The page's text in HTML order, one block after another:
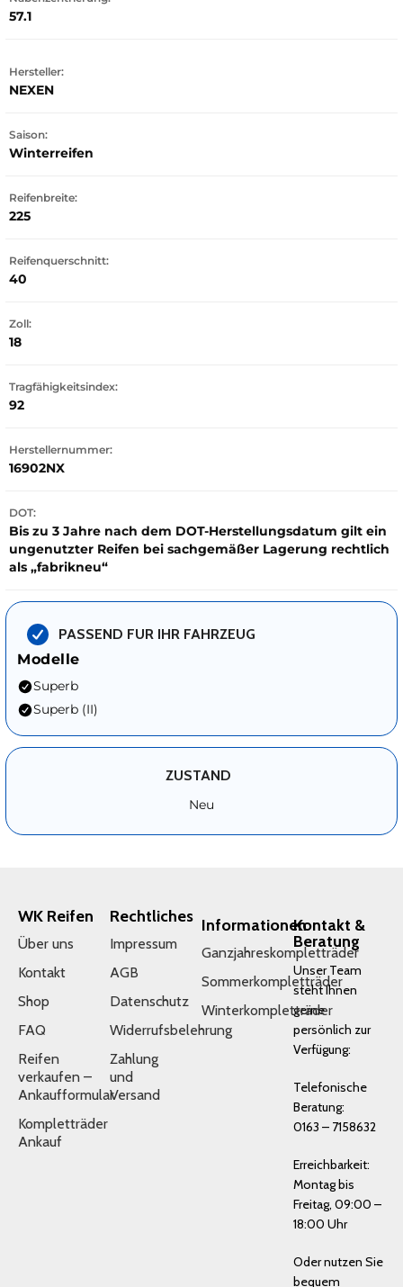
57.1
Hersteller:
NEXEN
Saison:
Winterreifen
Reifenbreite:
225
Reifenquerschnitt:
40
Zoll:
18
Tragfähigkeitsindex:
92
Herstellernummer:
16902NX
DOT:
Bis zu 3 Jahre nach dem DOT-Herstellungsdatum gilt ein
ungenutzter Reifen bei sachgemäßer Lagerung rechtlich
als „fabrikneu“
PASSEND FUR IHR FAHRZEUG
Modelle
Superb
Superb (II)
ZUSTAND
Neu
WK Reifen
Über uns
Kontakt
Shop
FAQ
Reifen
verkaufen –
Ankaufformular
Kompletträder
Ankauf
Rechtliches
Impressum
AGB
Datenschutz
Widerrufsbelehrung
Zahlung
und
Versand
Informationen
Ganzjahreskompletträder
Sommerkompletträder
Winterkompletträder
Kontakt &
Beratung
Unser Team
steht Ihnen
gerne
persönlich zur
Verfügung:
Telefonische
Beratung:
0163 – 7158632
Erreichbarkeit:
Montag bis
Freitag, 09:00 –
18:00 Uhr
Oder nutzen Sie
bequem